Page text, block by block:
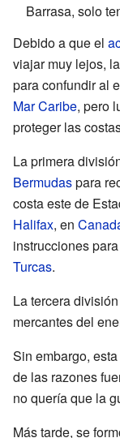
Barrasa, solo
Debido a que el
viajar muy lejos,
para confundir al
Mar Caribe, pero
proteger las
La primera
Bermudaspara
costa este de
Halifax, en
instrucciones
Turcas.
La tercera
mercantes del
Sin embargo,
de las razones
no quería que la
Más tarde, se